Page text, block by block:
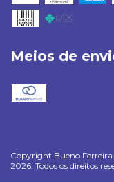
Meios de
Copyright Bueno
2026. Todos os direitos